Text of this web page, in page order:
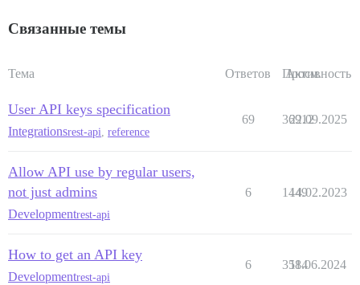
Связанные темы
Тема Ответов Просм.
Активность
User API keys specification
Integrationsrest-api reference
69 36912
22.09.2025
Allow API use by regular users,
not just admins
Developmentrest-api
6 1449
14.02.2023
How to get an API key
Developmentrest-api
6 3584
11.06.2024